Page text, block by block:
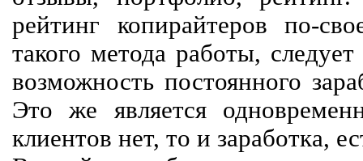
рейтинг копирайтеров по-
такого метода работы,
возможность постоянного
Это же является
клиентов нет, то и заработка,